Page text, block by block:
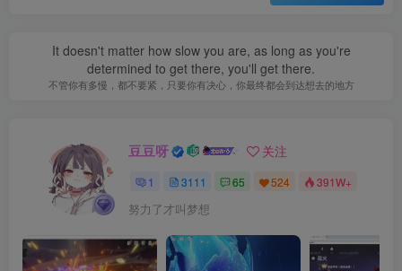
It doesn't matter how slow you are, as long as you're
determined to get there, you'll get there.
不管你有多慢，都不要紧，只要你有决心，你最终都会到达想去的地方
豆豆呀 关注
1 3111 65 524 391W+
努力了才叫梦想